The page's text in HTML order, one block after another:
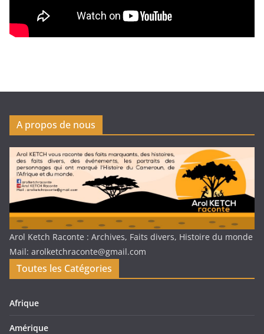
A propos de nous
Arol Ketch Raconte : Archives, Faits divers, Histoire du monde
Mail: arolketchraconte@gmail.com
Toutes les Catégories
Afrique
Amérique